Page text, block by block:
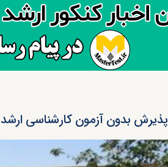
پذیرش بدون آزمون کارشناسی ارشد ۱۳۹۵ دانشگاه شهید رجایی